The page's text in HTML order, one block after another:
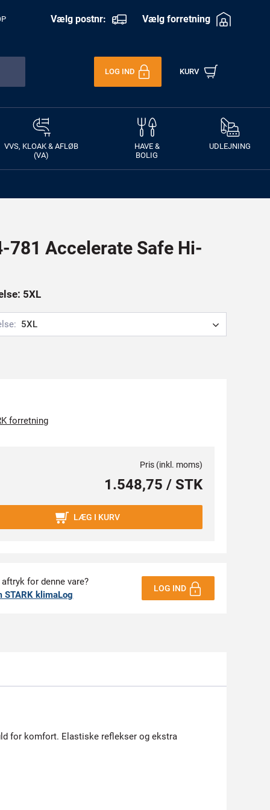
Vælg postnr: Vælg forretning
LOG IND KURV
VVS, KLOAK & AFLØB
(VA)
HAVE &
BOLIG
UDLEJNING
781 Accelerate Safe Hi-
5XL
5XL
forretning
Pris (inkl. moms)
1.548,75 / STK
LÆG I KURV
aftryk for denne vare?
STARK klimaLog
LOG IND
for komfort. Elastiske reflekser og ekstra